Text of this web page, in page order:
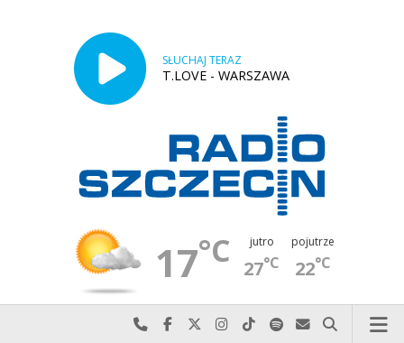
SŁUCHAJ TERAZ
T.LOVE - WARSZAWA
17°C jutro
27°C
pojutrze
22°C
Najlepiej po prostu do nas zadzwoń
Odwiedź nas na Facebook-u
Odwiedź nas na X
Odwiedź nas na Instagram-ie
Odwiedź nas na TikTok-u
Szukaj nas na Spotify
Wyślij do nas
Szukaj